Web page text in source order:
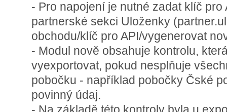
- Pro napojení je nutné zadat klíč pro
partnerské sekci Uloženky
obchodu/klíč pro API/vygenerovat
- Modul nově obsahuje kontrolu,
vyexportovat, pokud nesplňuje
pobočku - například pobočky Čské
povinný údaj.